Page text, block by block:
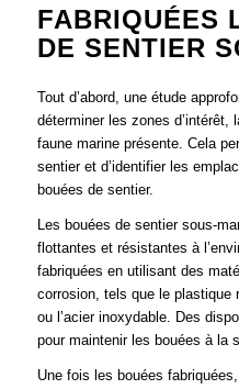
FABRIQUÉES
DE SENTIER
Tout d’abord, une étude
déterminer les zones d’intérêt,
faune marine présente. Cela
sentier et d’identifier les
bouées de sentier.
Les bouées de sentier sous-
flottantes et résistantes à
fabriquées en utilisant des
corrosion, tels que le plastique
ou l’acier inoxydable. Des
pour maintenir les bouées à la
Une fois les bouées